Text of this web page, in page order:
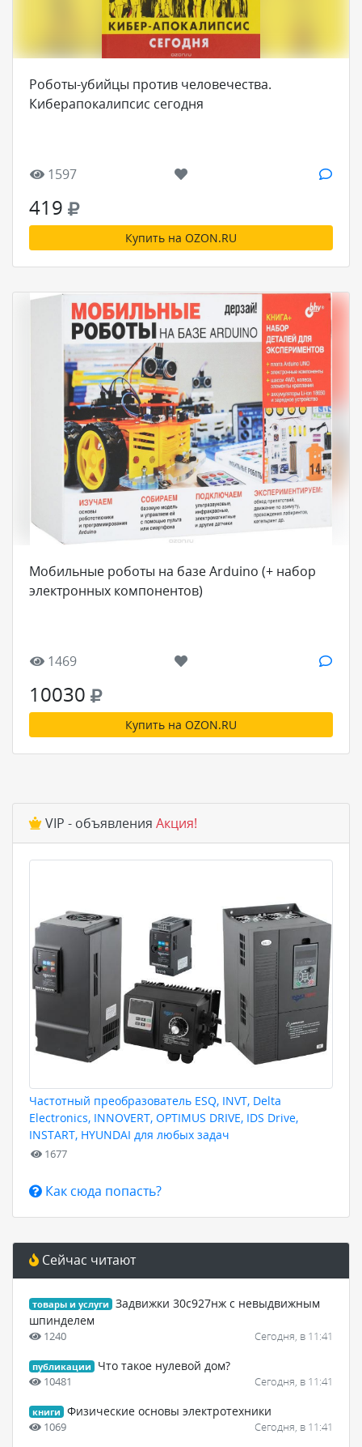
Роботы-убийцы против человечества.
Киберапокалипсис сегодня
1597
419
Купить на OZON.RU
Мобильные роботы на базе Arduino (+ набор
электронных компонентов)
1469
10030
Купить на OZON.RU
VIP - объявления Акция!
Частотный преобразователь ESQ, INVT, Delta
Electronics, INNOVERT, OPTIMUS DRIVE, IDS Drive,
INSTART, HYUNDAI для любых задач
1677
Как сюда попасть?
Сейчас читают
товары и услуги
Задвижки 30с927нж с невыдвижным
шпинделем
1240 Сегодня, в 11:41
публикации Что такое нулевой дом?
10481 Сегодня, в 11:41
книги Физические основы электротехники
1069 Сегодня, в 11:41